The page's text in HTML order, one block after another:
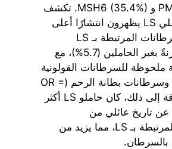
PMS2 (44.8%) و MSH6 (35.4%). تكشف
النتائج أن حاملي LS يظهرون انتشارًا أعلى
بكثير من السرطانات المرتبطة بـ LS
(19.7%) مقارنةً بغير الحاملين (5.7%)، مع
ملحوظة للسرطانات القولونية
(OR = 9.16) وسرطانات بطانة الرحم (OR =
10.7). بالإضافة إلى ذلك، كان حاملو LS أكثر
عن تاريخ عائلي من
السرطانات المرتبطة بـ LS، مما يزيد من
بالسرطان.